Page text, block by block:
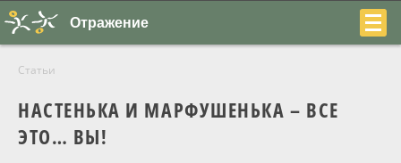
Отражение
Статьи
НАСТЕНЬКА И МАРФУШЕНЬКА – ВСЕ
ЭТО… ВЫ!